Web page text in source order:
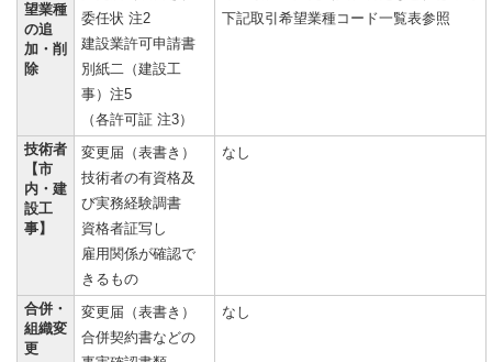
望業種
の追
加・削
除
委任状 注2
建設業許可申請書
別紙二（建設工
事）注5
（各許可証 注3）
下記取引希望業種コード一覧表参照
技術者
【市
内・建
設工
事】
変更届（表書き）
技術者の有資格及
び実務経験調書
資格者証写し
雇用関係が確認で
きるもの
なし
合併・
組織変
更
変更届（表書き）
合併契約書などの
なし